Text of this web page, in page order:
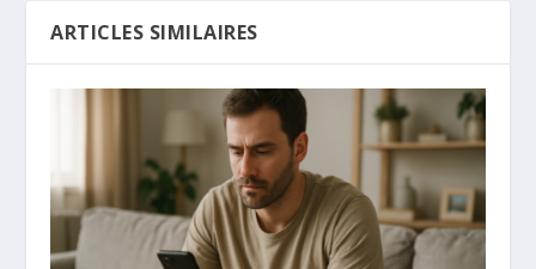
ARTICLES SIMILAIRES